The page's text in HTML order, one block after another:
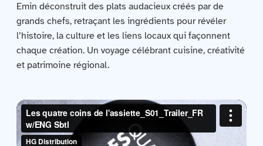
Catalogue
Contactez-nous
Emin déconstruit des plats audacieux créés par de
grands chefs, retraçant les ingrédients pour révéler
l’histoire, la culture et les liens locaux qui façonnent
chaque création. Un voyage célébrant cuisine, créativité
et patrimoine régional.